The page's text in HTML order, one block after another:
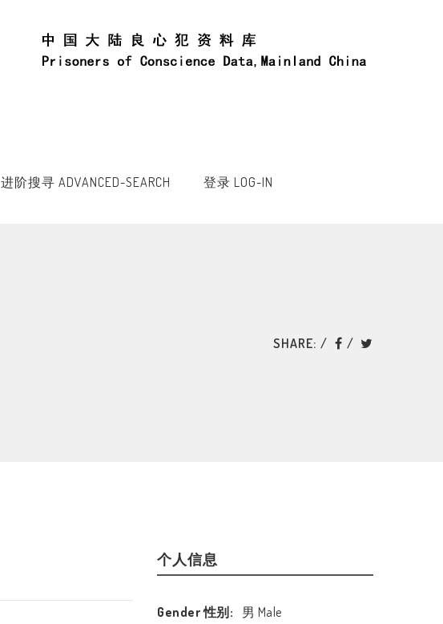
进阶搜寻 ADVANCED-SEARCH 登录 LOG-IN
SHARE:
个人信息
Gender 性别:
男 Male